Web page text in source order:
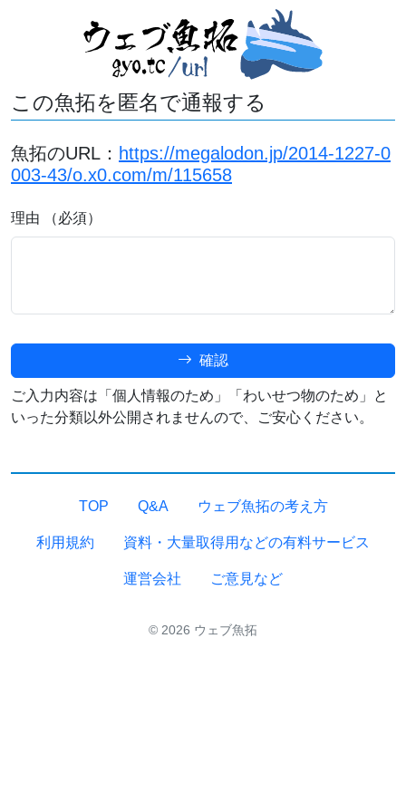
この魚拓を匿名で通報する
魚拓のURL： https://megalodon.jp/2014-1227-0
003-43/o.x0.com/m/115658
理由 （必須）
確認
ご入力内容は「個人情報のため」「わいせつ物のため」と
いった分類以外公開されませんので、ご安心ください。
TOP Q&A ウェブ魚拓の考え方
利用規約 資料・大量取得用などの有料サービス
運営会社 ご意見など
© 2026 ウェブ魚拓